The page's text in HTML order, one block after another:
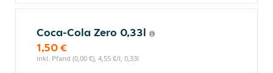
Coca-Cola Zero 0,33l
1,50 €
inkl. Pfand (0,00 €), 4,55 €/l, 0,33l